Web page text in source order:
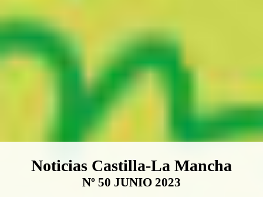
Boletín Noticias Castilla-La
Noticias Castilla-La Mancha
Nº 50 JUNIO 2023